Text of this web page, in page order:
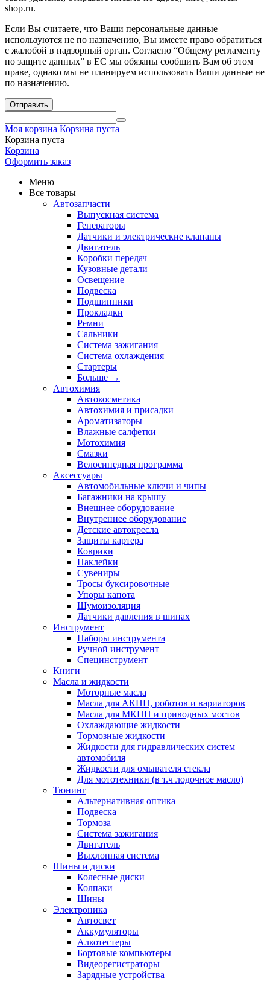
shop.ru.
Если Вы считаете, что Ваши персональные данные
используются не по назначению, Вы имеете право обратиться
с жалобой в надзорный орган. Согласно “Общему регламенту
по защите данных” в ЕС мы обязаны сообщить Вам об этом
праве, однако мы не планируем использовать Ваши данные не
по назначению.
Отправить
Моя корзина Корзина пуста
Корзина пуста
Корзина
Оформить заказ
Меню
Все товары
Автозапчасти
Выпускная система
Генераторы
Датчики и электрические клапаны
Двигатель
Коробки передач
Кузовные детали
Освещение
Подвеска
Подшипники
Прокладки
Ремни
Сальники
Система зажигания
Система охлаждения
Стартеры
Больше →
Автохимия
Автокосметика
Автохимия и присадки
Ароматизаторы
Влажные салфетки
Мотохимия
Смазки
Велосипедная программа
Аксессуары
Автомобильные ключи и чипы
Багажники на крышу
Внешнее оборудование
Внутреннее оборудование
Детские автокресла
Защиты картера
Коврики
Наклейки
Сувениры
Тросы буксировочные
Упоры капота
Шумоизоляция
Датчики давления в шинах
Инструмент
Наборы инструмента
Ручной инструмент
Специнструмент
Книги
Масла и жидкости
Моторные масла
Масла для АКПП, роботов и вариаторов
Масла для МКПП и приводных мостов
Охлаждающие жидкости
Тормозные жидкости
Жидкости для гидравлических систем
автомобиля
Жидкости для омывателя стекла
Для мототехники (в т.ч лодочное масло)
Тюнинг
Альтернативная оптика
Подвеска
Тормоза
Система зажигания
Двигатель
Выхлопная система
Шины и диски
Колесные диски
Колпаки
Шины
Электроника
Автосвет
Аккумуляторы
Алкотестеры
Бортовые компьютеры
Видеорегистраторы
Зарядные устройства